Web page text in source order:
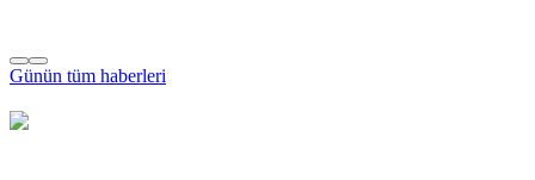
Günün tüm haberleri